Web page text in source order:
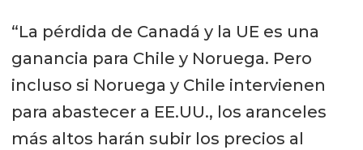
“La pérdida de Canadá y la UE es una
ganancia para Chile y Noruega. Pero
incluso si Noruega y Chile intervienen
para abastecer a EE.UU., los aranceles
más altos harán subir los precios al